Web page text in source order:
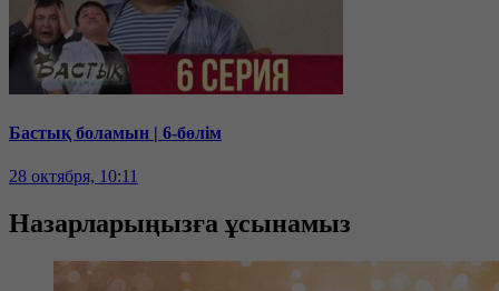
Бастық боламын | 6-бөлім
28 октября, 10:11
Назарларыңызға ұсынамыз